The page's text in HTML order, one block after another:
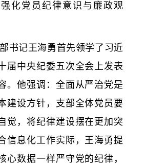
化党员纪律意识与廉政观
书记王海勇首先领学了 习近
届中央纪委五次全会上发表
。他强调：全面从严治党是
建设方针，支部全体党员要
觉，将纪律建设摆在更加突
信息化工作实际，王海勇提
心数据一样严守党的纪律，